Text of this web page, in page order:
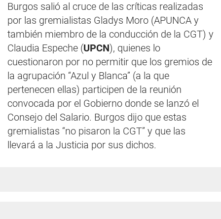
Burgos salió al cruce de las críticas realizadas
por las gremialistas Gladys Moro (APUNCA y
también miembro de la conducción de la CGT) y
Claudia Espeche (UPCN), quienes lo
cuestionaron por no permitir que los gremios de
la agrupación “Azul y Blanca” (a la que
pertenecen ellas) participen de la reunión
convocada por el Gobierno donde se lanzó el
Consejo del Salario. Burgos dijo que estas
gremialistas “no pisaron la CGT” y que las
llevará a la Justicia por sus dichos.